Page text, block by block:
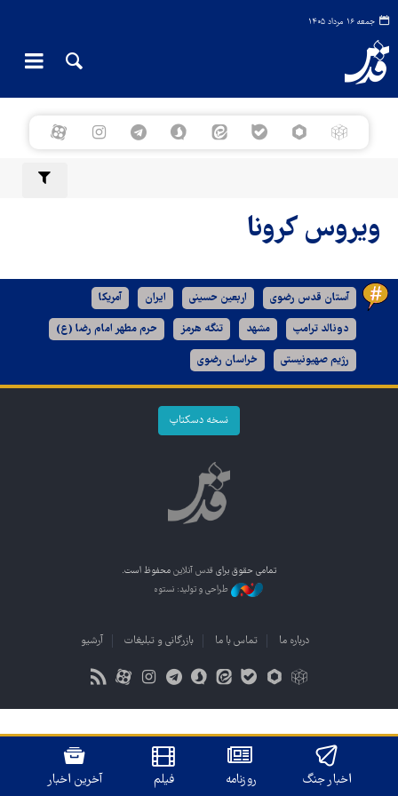
جمعه ۱۶ مرداد ۱۴۰۵
ویروس کرونا
آستان قدس رضوی اربعین حسینی ایران آمریکا
دونالد ترامپ مشهد تنگه هرمز حرم مطهر امام رضا (ع)
رژیم صهیونیستی خراسان رضوی
نسخه دسکتاپ
تمامی حقوق برای قدس آنلاین محفوظ است.
طراحی و تولید: نستوه
درباره ما تماس با ما بازرگانی و تبلیغات آرشیو
اخبار جنگ روزنامه فیلم آخرین اخبار